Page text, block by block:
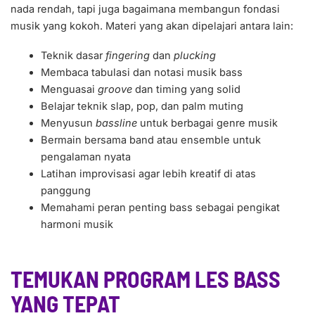
nada rendah, tapi juga bagaimana membangun fondasi
musik yang kokoh. Materi yang akan dipelajari antara lain:
Teknik dasarfingering dan plucking
Membaca tabulasi dan notasi musik bass
Menguasaigroovedan timing yang solid
Belajar teknik slap, pop, dan palm muting
Menyusunbassline untuk berbagai genre musik
Bermain bersama band atau ensemble untuk
pengalaman nyata
Latihan improvisasi agar lebih kreatif di atas
panggung
Memahami peran penting bass sebagai pengikat
harmoni musik
TEMUKAN PROGRAM LES BASS
YANG TEPAT